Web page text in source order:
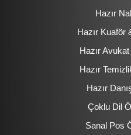
Hazır
Hazır Kuaför
Hazır
Hazır
Hazır
Çoklu Dil
Sanal Pos